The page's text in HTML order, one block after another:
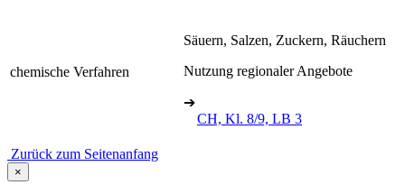
chemische Verfahren
Säuern, Salzen, Zuckern, Räuchern
Nutzung regionaler Angebote
➔
CH, Kl. 8/9, LB 3
Zurück zum Seitenanfang
×